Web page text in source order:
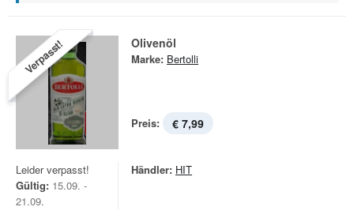
Verpasst! Olivenöl
Marke: Bertolli
Preis: € 7,99
Leider verpasst!
Gültig: 15.09. -
21.09.
Händler: HIT